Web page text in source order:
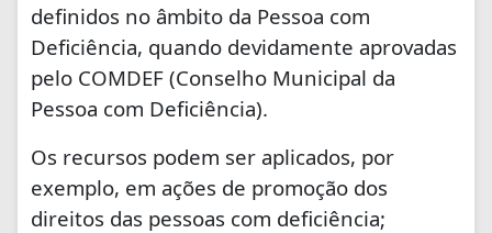
definidos no âmbito da Pessoa com
Deficiência, quando devidamente aprovadas
pelo COMDEF (Conselho Municipal da
Pessoa com Deficiência).
Os recursos podem ser aplicados, por
exemplo, em ações de promoção dos
direitos das pessoas com deficiência;